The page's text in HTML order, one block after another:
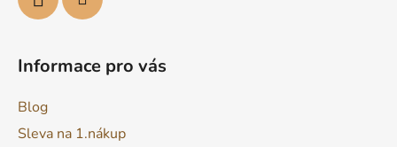
Informace pro vás
Blog
Sleva na 1.nákup